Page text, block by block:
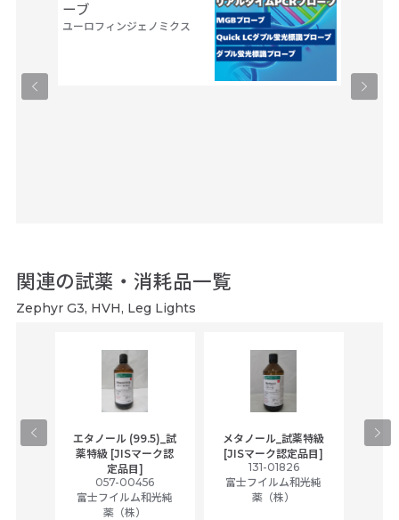
ーブ
ユーロフィンジェノミクス
関連の試薬・消耗品一覧
Zephyr G3, HVH, Leg Lights
エタノール (99.5)_試
薬特級 [JISマーク認
定品目]
057-00456
富士フイルム和光純
薬（株）
メタノール_試薬特級
[JISマーク認定品目]
131-01826
富士フイルム和光純
薬（株）
ア